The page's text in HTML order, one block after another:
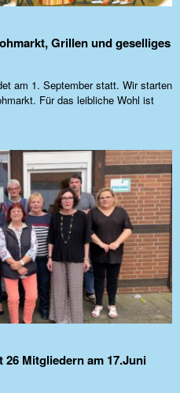
Grillen und geselliges
am 1. September statt. Wir starten
Für das leibliche Wohl ist
Mitgliedern am 17.Juni